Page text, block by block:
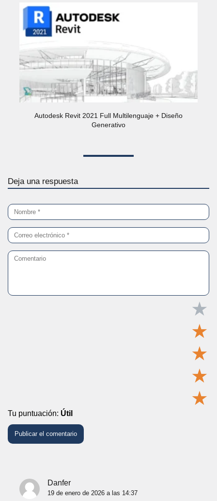
Autodesk Revit 2021 Full Multilenguaje + Diseño
Generativo
Danfer
19 de enero de 2026 a las 14:37
Deja una respuesta
★
★
★
★
★
Tu puntuación: Útil